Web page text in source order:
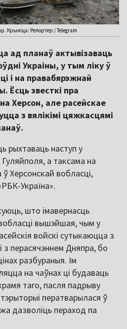
Крыніца: Репортер / Telegram
ад планаў актывізаваць
Украіны, у тым ліку ў
і на правабярэжнай
Ёсць звесткі пра
Херсон, але расейскае
з вялікімі цяжкасцямі
рыхтаваць наступ у
а таксама на
Херсонскай вобласці,
Україна».
што імавернасць
вышэйшая, чым у
войскі сутыкаюцца з
з перасячэннем Дняпра, бо
разбураныя. Ім
на чаўнах ці будаваць
таго, пасля падрыву
ператварылася ў
дазволіць пераход па